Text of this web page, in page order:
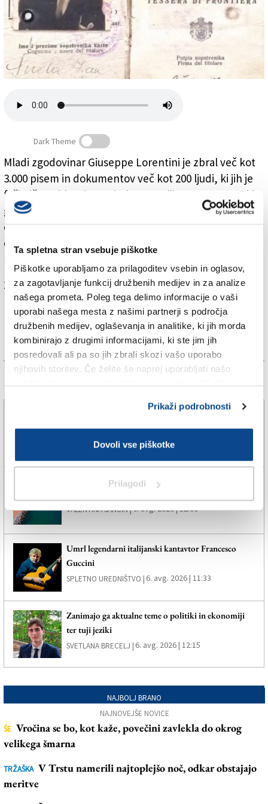
Ta spletna stran vsebuje piškotke
Piškotke uporabljamo za prilagoditev vsebin in oglasov,
za zagotavljanje funkcij družbenih medijev in za analize
našega prometa. Poleg tega delimo informacije o vaši
uporabi našega mesta z našimi partnerji s področja
družbenih medijev, oglaševanja in analitike, ki jih morda
kombinirajo z drugimi informacijami, ki ste jim jih
posredovali ali pa so jih zbrali skozi vašo uporabo
njihovih storitev. Če želite še naprej uporabljati našo
Prikaži podrobnosti
Dovoli vse piškotke
Prilagodi
Založnik
Zadruga PD
Naročnine
Casoli – kjer se Italijani klanjajo Slovencem, Hrvatom in
Judom
Dark Theme
Mladi zgodovinar Giuseppe Lorentini je zbral več kot
3.000 pisem in dokumentov več kot 200 ljudi, ki jih je
fašistična oblast internirala v Casoliju. V pogovoru, ki
ga danes objavljamo v tiskani izdaji Primorskega
dnevnika, pravi, da si največ od vsega želi, da bi se mu
oglasil kak potomec nekdanjih internirancev. Mnoga
pisma namreč niso nikoli prišla do naslovnika.
Za branje in pisanje komentarjevje potrebna prijava
Na prehodu za pešce pri Sveti Ani avtomobil zbil
moškega
SPLETNO UREDNIŠTVO |6. avg. 2026 | 12:53
V Miljah vse bolj narašča turizem
VALENTINA SANCIN |6. avg. 2026 | 12:00
Umrl legendarni italijanski kantavtor Francesco
Guccini
SPLETNO UREDNIŠTVO | 6. avg. 2026 | 11:33
Zanimajo ga aktualne teme o politiki in ekonomiji
ter tuji jeziki
SVETLANA BRECELJ | 6. avg. 2026 | 12:15
NAJBOLJ BRANO
NAJNOVEJŠE NOVICE
ŠE Vročina se bo, kot kaže, povečini zavlekla do okrog
velikega šmarna
TRŽAŠKA V Trstu namerili najtoplejšo noč, odkar obstajajo
meritve